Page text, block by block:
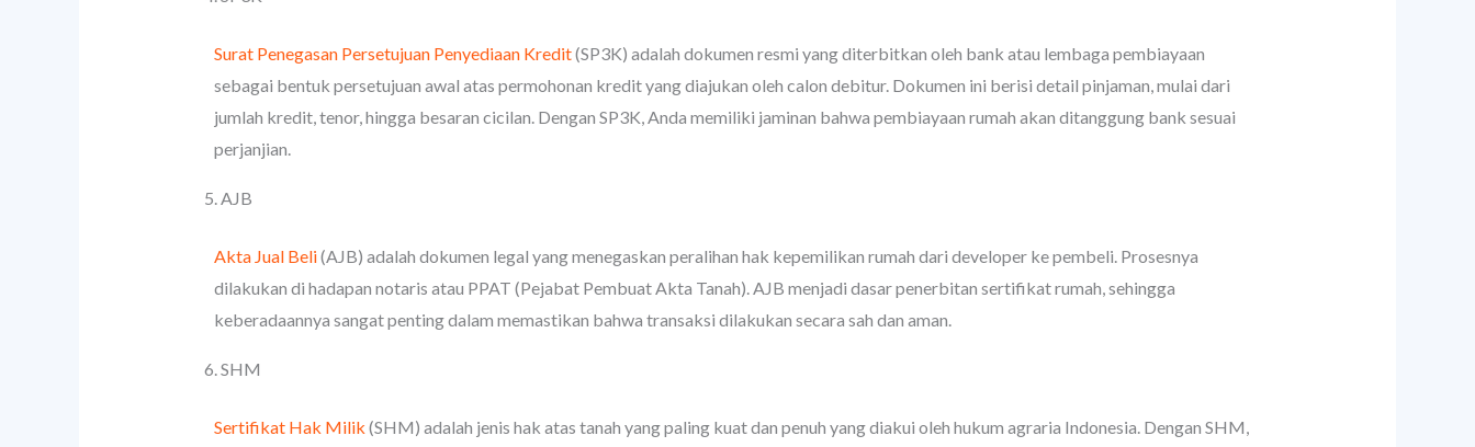
Surat Penegasan Persetujuan Penyediaan Kredit(SP3K) adalah dokumen resmi yang diterbitkan oleh bank atau lembaga pembiayaan
sebagai bentuk persetujuan awal atas permohonan kredit yang diajukan oleh calon debitur. Dokumen ini berisi detail pinjaman, mulai dari
jumlah kredit, tenor, hingga besaran cicilan. Dengan SP3K, Anda memiliki jaminan bahwa pembiayaan rumah akan ditanggung bank sesuai
perjanjian.
5. AJB
Akta Jual Beli(AJB) adalah dokumen legal yang menegaskan peralihan hak kepemilikan rumah dari developer ke pembeli. Prosesnya
dilakukan di hadapan notaris atau PPAT (Pejabat Pembuat Akta Tanah). AJB menjadi dasar penerbitan sertifikat rumah, sehingga
keberadaannya sangat penting dalam memastikan bahwa transaksi dilakukan secara sah dan aman.
6. SHM
Sertifikat Hak Milik (SHM) adalah jenis hak atas tanah yang paling kuat dan penuh yang diakui oleh hukum agraria Indonesia. Dengan SHM,